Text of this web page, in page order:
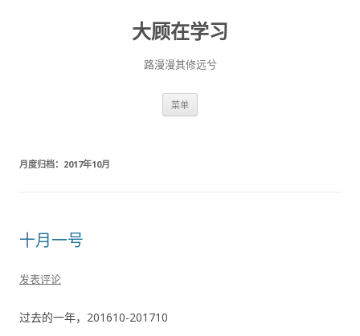
大顾在学习
路漫漫其修远兮
菜单
月度归档： 2017年10月
十月一号
发表评论
过去的一年，201610-201710